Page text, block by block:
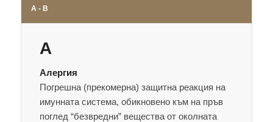
А - В
A
Алергия
Погрешна (прекомерна) защитна реакция на
имунната система, обикновено към на пръв
поглед “безвредни” вещества от околната